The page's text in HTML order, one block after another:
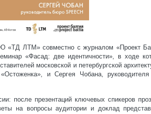
«ТД ЛТМ» совместно с журналом «Проект
«Фасад: две идентичности», в ходе
московской и петербургской
и Сергея Чобана,
после презентаций ключевых спикеров
на вопросы аудитории и доклад